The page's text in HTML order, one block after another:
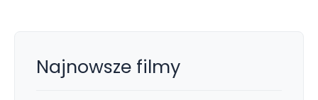
Najnowsze filmy